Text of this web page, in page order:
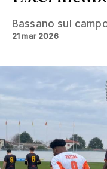
Bassano sul
21 mar 2026